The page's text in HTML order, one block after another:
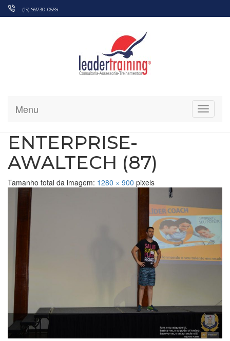
Pular
(19) 99730-0569
Menu
ENTERPRISE-
AWALTECH (87)
Tamanho total da imagem: 1280 × 900 pixels